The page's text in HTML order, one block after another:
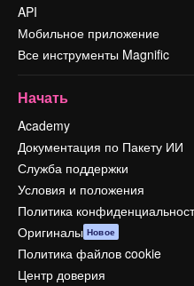
API
Мобильное приложение
Все инструменты Magnific
Начать
Academy
Документация по Пакету ИИ
Служба поддержки
Условия и положения
Политика
Оригиналы Новое
Политика файлов cookie
Центр доверия